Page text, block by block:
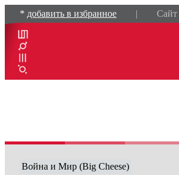
* добавить в избранное | Сайт
Война и Мир (Big Cheese)